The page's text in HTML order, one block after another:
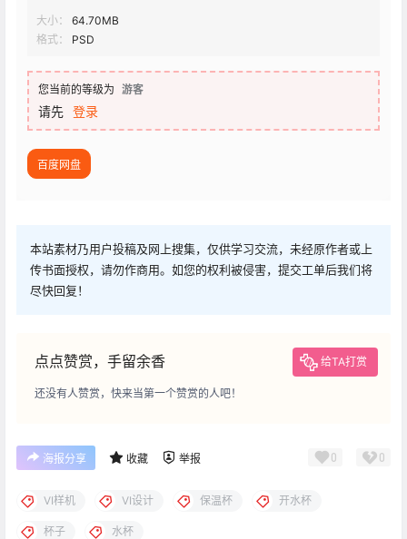
大小：
64.70MB
格式：
PSD
您当前的等级为 游客
请先 登录
百度网盘
本站素材乃用户投稿及网上搜集，仅供学习交流，未经原作者或上
传书面授权，请勿作商用。如您的权利被侵害，提交工单后我们将
尽快回复！
点点赞赏，手留余香 给TA打赏
还没有人赞赏，快来当第一个赞赏的人吧！
海报分享 收藏 举报 0 0
VI样机 VI设计 保温杯 开水杯
杯子 水杯